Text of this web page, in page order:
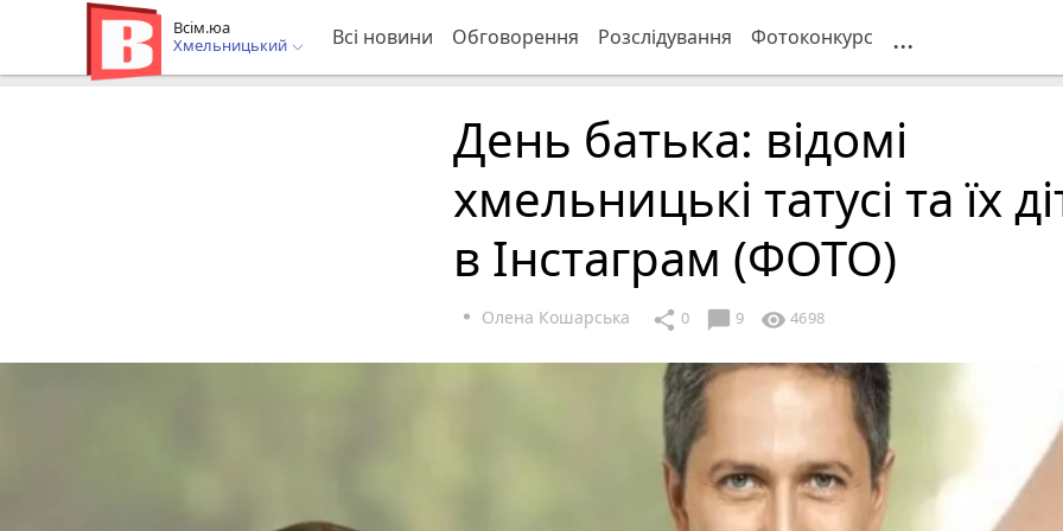
Всім.юа
Хмельницький
Всі новини Обговорення Розслідування Фотоконкурс ...
День батька: відомі
хмельницькі татусі та їх
в Інстаграм (ФОТО)
Олена Кошарська share 0 chat_bubble 9 visibility 4698